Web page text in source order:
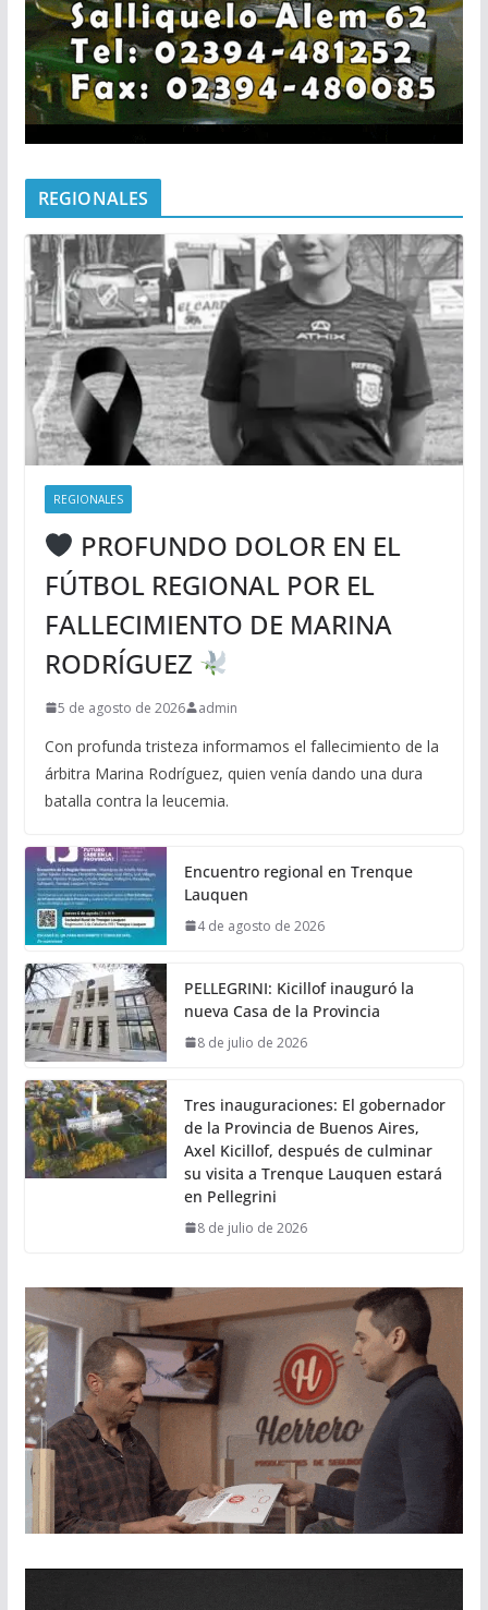
REGIONALES
REGIONALES
PROFUNDO DOLOR EN EL
FÚTBOL REGIONAL POR EL
FALLECIMIENTO DE MARINA
RODRÍGUEZ
5 de agosto de 2026 admin
Con profunda tristeza informamos el fallecimiento de la
árbitra Marina Rodríguez, quien venía dando una dura
batalla contra la leucemia.
Encuentro regional en Trenque
Lauquen
4 de agosto de 2026
PELLEGRINI: Kicillof inauguró la
nueva Casa de la Provincia
8 de julio de 2026
Tres inauguraciones: El gobernador
de la Provincia de Buenos Aires,
Axel Kicillof, después de culminar
su visita a Trenque Lauquen estará
en Pellegrini
8 de julio de 2026